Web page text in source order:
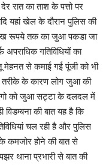
रात का ताश के पत्तो पर
यहां खेल के दौरान पुलिस की
लाख रूपये तक का जुआ पकडा जा
गतिविधियों का
मेहनत से कमाई गई पूंजी को भी
तरीके के कारण लोग जुआ की
को जुआ सट्टा के दलदल में
की बात यह है कि
चल रही है और पुलिस
कमजोर होने की बात से
थाना प्रभारी से बात की